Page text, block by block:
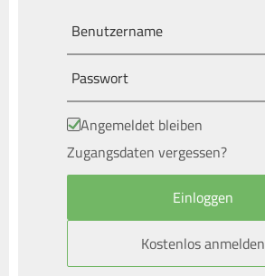
Angemeldet bleiben
Zugangsdaten vergessen?
Kostenlos anmelden